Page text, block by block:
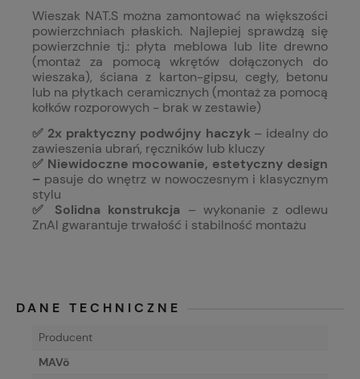
Wieszak NAT.S można zamontować na większości
powierzchniach płaskich. Najlepiej sprawdzą się
powierzchnie tj.: płyta meblowa lub lite drewno
(montaż za pomocą wkrętów dołączonych do
wieszaka), ściana z karton-gipsu, cegły, betonu
lub na płytkach ceramicznych (montaż za pomocą
kołków rozporowych - brak w zestawie)
✅ 2x praktyczny podwójny haczyk– idealny do
zawieszenia ubrań, ręczników lub kluczy
✅ Niewidoczne mocowanie, estetyczny design
– pasuje do wnętrz w nowoczesnym i klasycznym
stylu
✅ Solidna konstrukcja – wykonanie z odlewu
ZnAl gwarantuje trwałość i stabilność montażu
DANE TECHNICZNE
Producent
MAVö